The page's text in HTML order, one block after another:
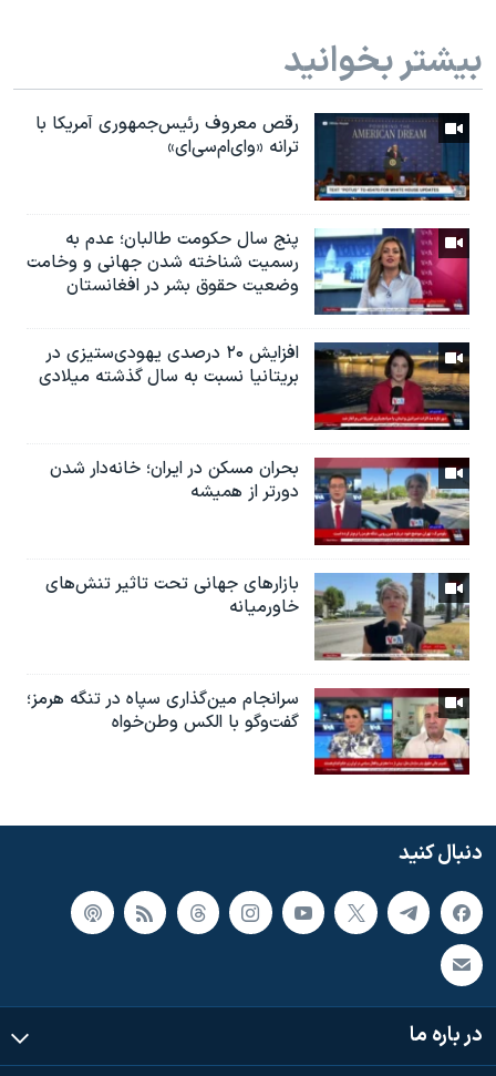
بیشتر بخوانید
رقص معروف رئیس‌جمهوری آمریکا با
ترانه «وای‌ام‌سی‌ای»
پنج سال حکومت طالبان؛ عدم به
رسمیت شناخته شدن جهانی و وخامت
وضعیت حقوق بشر در افغانستان
افزایش ۲۰ درصدی یهودی‌ستیزی در
بریتانیا نسبت به سال گذشته میلادی
بحران مسکن در ایران؛ خانه‌دار شدن
دورتر از همیشه
بازارهای جهانی تحت تاثیر تنش‌های
خاورمیانه
سرانجام مین‌گذاری‌ سپاه در تنگه هرمز؛
گفت‌وگو با الکس وطن‌خواه
دنبال کنید
در باره ما